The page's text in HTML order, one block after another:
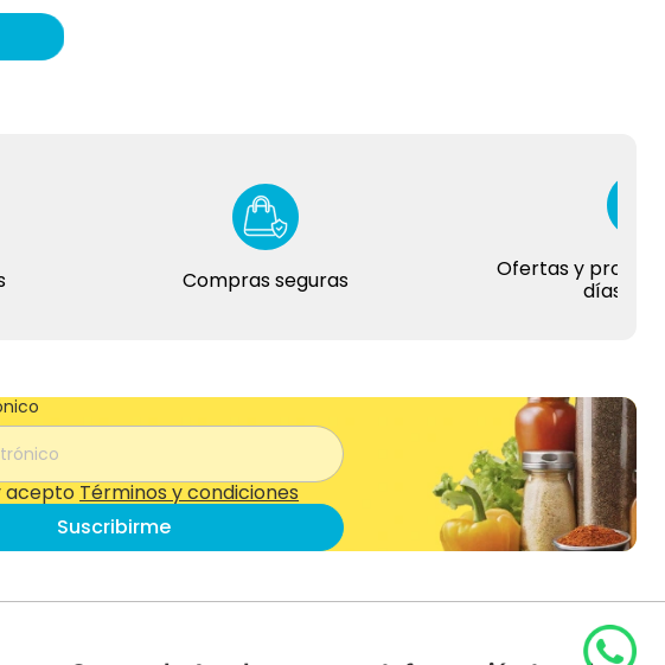
Compras seguras
Ofertas y
días del año
acepto Términos y condiciones
Suscribirme